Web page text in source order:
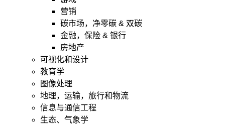
营销
碳市场，净零碳 & 双碳
金融，保险 & 银行
房地产
可视化和设计
教育学
图像处理
地理，运输，旅行和物流
信息与通信工程
生态、气象学